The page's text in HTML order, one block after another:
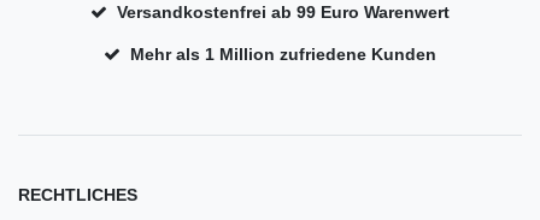
Versandkostenfrei ab 99 Euro Warenwert
Mehr als 1 Million zufriedene Kunden
RECHTLICHES